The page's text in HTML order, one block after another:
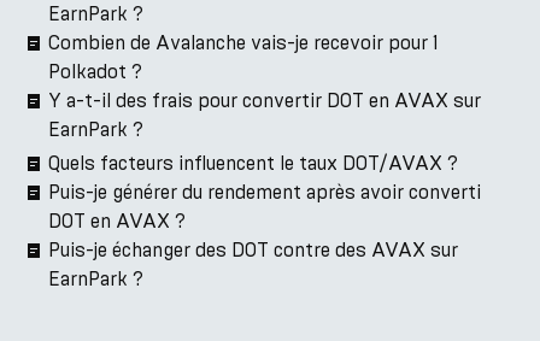
EarnPark ?
Combien de Avalanche vais-je recevoir pour 1
Polkadot ?
Y a-t-il des frais pour convertir DOT en AVAX sur
EarnPark ?
Quels facteurs influencent le taux DOT/AVAX ?
Puis-je générer du rendement après avoir converti
DOT en AVAX ?
Puis-je échanger des DOT contre des AVAX sur
EarnPark ?